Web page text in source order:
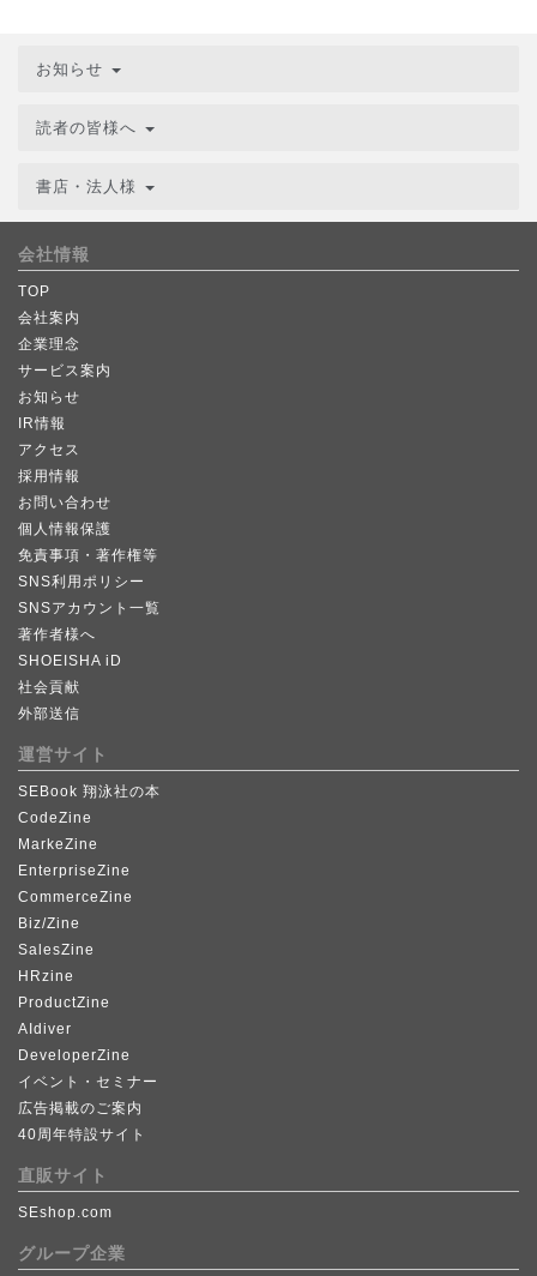
お知らせ
読者の皆様へ
書店・法人様
会社情報
TOP
会社案内
企業理念
サービス案内
お知らせ
IR情報
アクセス
採用情報
お問い合わせ
個人情報保護
免責事項・著作権等
SNS利用ポリシー
SNSアカウント一覧
著作者様へ
SHOEISHA iD
社会貢献
外部送信
運営サイト
SEBook 翔泳社の本
CodeZine
MarkeZine
EnterpriseZine
CommerceZine
Biz/Zine
SalesZine
HRzine
ProductZine
AIdiver
DeveloperZine
イベント・セミナー
広告掲載のご案内
40周年特設サイト
直販サイト
SEshop.com
グループ企業